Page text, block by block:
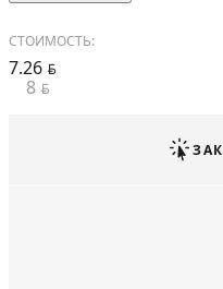
СТОИМОСТЬ:
7.26 BYN
8 BYN